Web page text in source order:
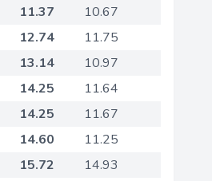
11.37
10.67
12.74
11.75
13.14
10.97
14.25
11.64
14.25
11.67
14.60
11.25
15.72
14.93